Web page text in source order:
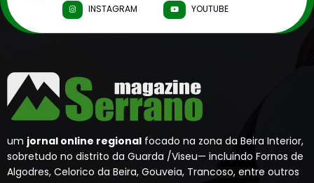
INSTAGRAM
YOUTUBE
um jornal online regional focado na zona da Beira Interior,
sobretudo no distrito da Guarda /Viseu— incluindo Fornos de
Algodres, Celorico da Beira, Gouveia, Trancoso, entre outros